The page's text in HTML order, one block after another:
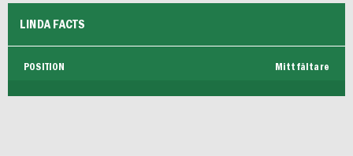
LINDA FACTS
POSITION Mittfältare